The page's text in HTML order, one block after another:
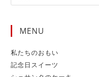
MENU
私たちのおもい
記念日スイーツ